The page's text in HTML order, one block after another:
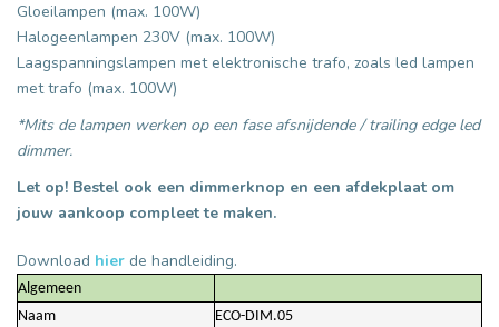
Gloeilampen (max. 100W)
Halogeenlampen 230V (max. 100W)
Laagspanningslampen met elektronische trafo, zoals led lampen
met trafo (max. 100W)
*Mits de lampen werken op een fase afsnijdende / trailing edge led
dimmer.
Let op! Bestel ook een dimmerknop en een afdekplaat om
jouw aankoop compleet te maken.
Download hier de handleiding.
Algemeen
Naam
ECO-DIM.05